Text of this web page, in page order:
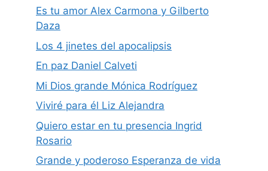
Es tu amor Alex Carmona y Gilberto
Daza
Los 4 jinetes del apocalipsis
En paz Daniel Calveti
Mi Dios grande Mónica Rodríguez
Viviré para él Liz Alejandra
Quiero estar en tu presencia Ingrid
Rosario
Grande y poderoso Esperanza de vida